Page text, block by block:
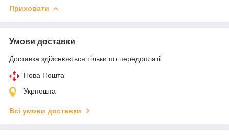
Приховати
Умови доставки
Доставка здійснюється тільки по передоплаті.
Нова Пошта
Укрпошта
Всі умови доставки